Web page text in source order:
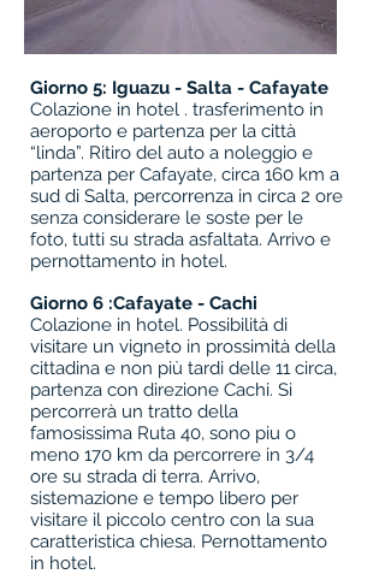
Giorno 5: Iguazu - Salta - Cafayate
Colazione in hotel . trasferimento in
aeroporto e partenza per la città
“linda”. Ritiro del auto a noleggio e
partenza per Cafayate, circa 160 km a
sud di Salta, percorrenza in circa 2 ore
senza considerare le soste per le
foto, tutti su strada asfaltata. Arrivo e
pernottamento in hotel.
Giorno 6 :Cafayate - Cachi
Colazione in hotel. Possibilità di
visitare un vigneto in prossimità della
cittadina e non più tardi delle 11 circa,
partenza con direzione Cachi. Si
percorrerà un tratto della
famosissima Ruta 40, sono piu o
meno 170 km da percorrere in 3/4
ore su strada di terra. Arrivo,
sistemazione e tempo libero per
visitare il piccolo centro con la sua
caratteristica chiesa. Pernottamento
in hotel.